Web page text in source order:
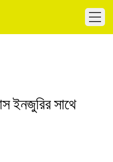
ইনজুরির সাথে